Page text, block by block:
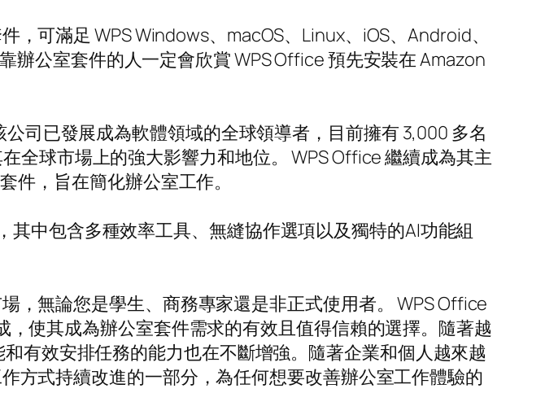
可滿足 WPS Windows、macOS、Linux、iOS、Android、
辦公室套件的人一定會欣賞 WPS Office 預先安裝在 Amazon
司已發展成為軟體領域的全球領導者，目前擁有 3,000 多名
全球市場上的強大影響力和地位。 WPS Office 繼續成為其主
件，旨在簡化辦公室工作。
其中包含多種效率工具、無縫協作選項以及獨特的AI功能組
，無論您是學生、商務專家還是非正式使用者。 WPS Office
使其成為辦公室套件需求的有效且值得信賴的選擇。隨著越
有效安排任務的能力也在不斷增強。隨著企業和個人越來越
方式持續改進的一部分，為任何想要改善辦公室工作體驗的